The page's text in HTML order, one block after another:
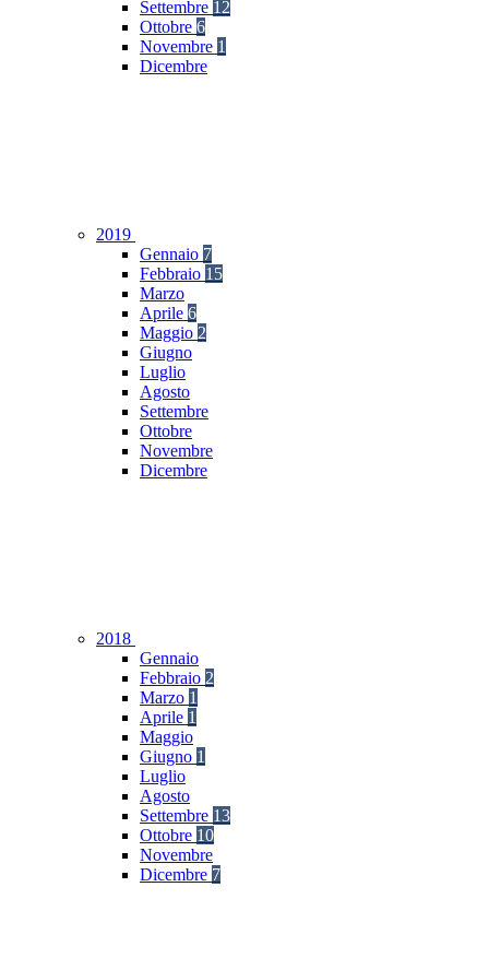
Settembre 12
Ottobre 6
Novembre 1
Dicembre
2019
Gennaio 7
Febbraio 15
Marzo
Aprile 6
Maggio 2
Giugno
Luglio
Agosto
Settembre
Ottobre
Novembre
Dicembre
2018
Gennaio
Febbraio 2
Marzo 1
Aprile 1
Maggio
Giugno 1
Luglio
Agosto
Settembre 13
Ottobre 10
Novembre
Dicembre 7